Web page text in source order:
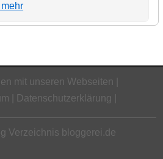
mit unseren Webseiten
Datenschutzerklärung
Verzeichnis bloggerei.de